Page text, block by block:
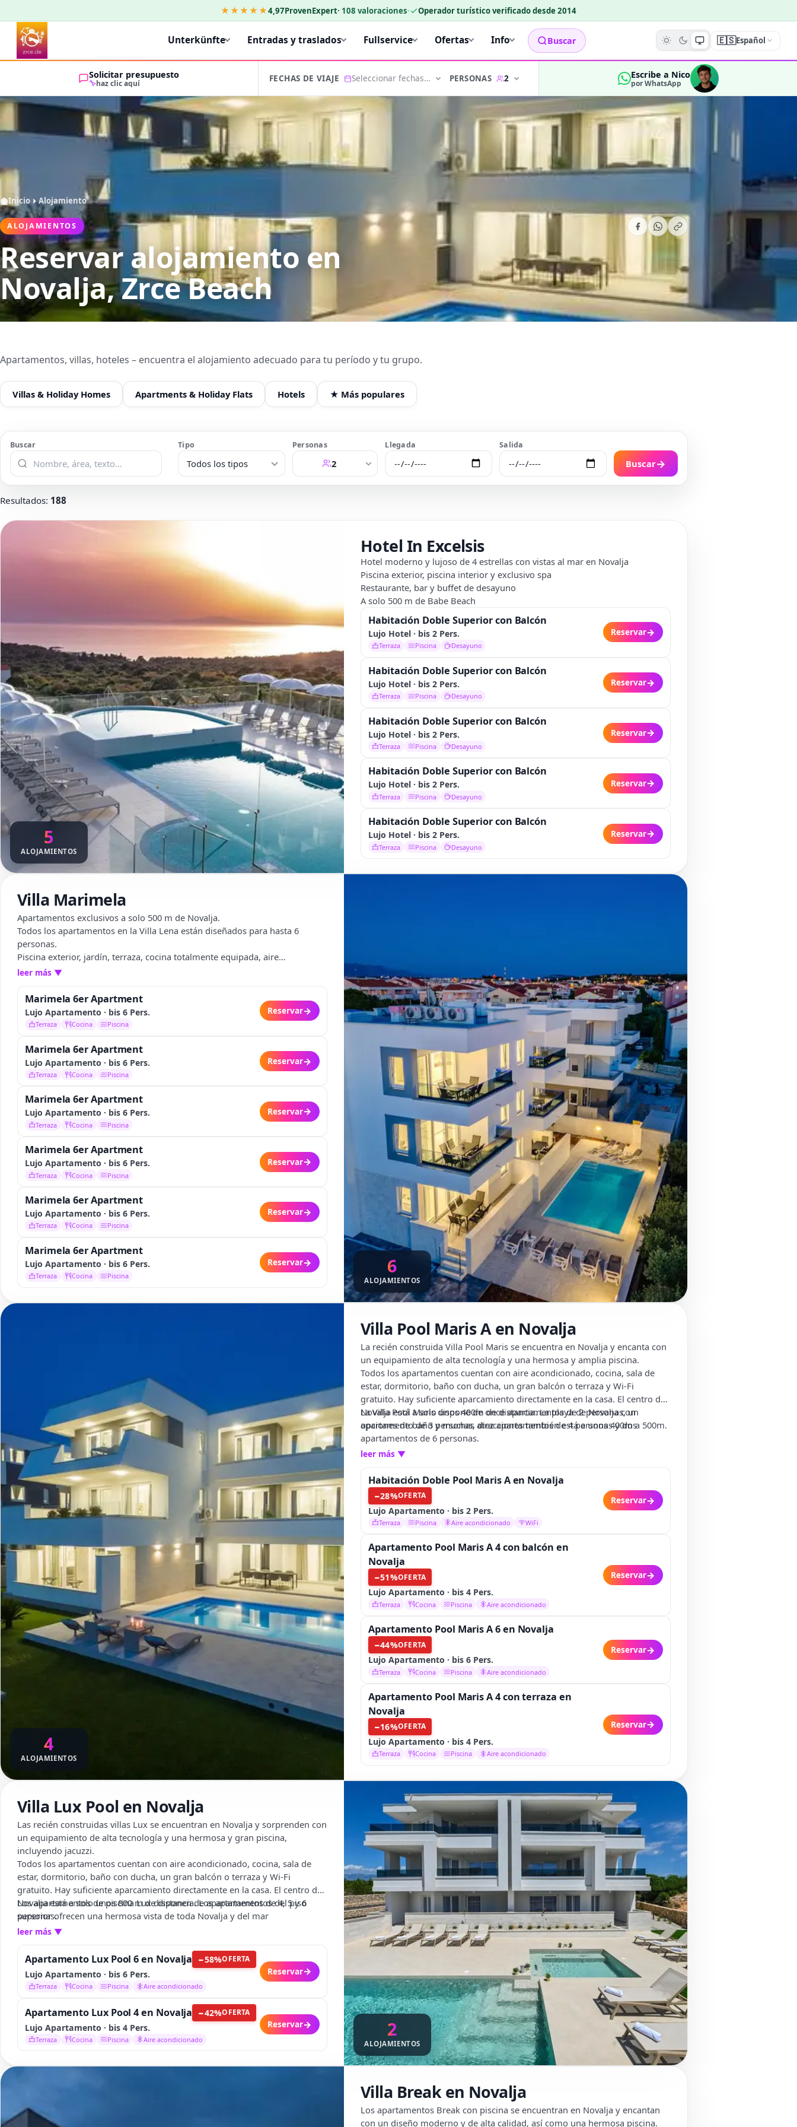
★★★★★4,97ProvenExpert· 108 valoraciones· Operador turístico verificado desde 2014
Unterkünfte Entradas y traslados Fullservice Ofertas Info Buscar 🇪🇸Español
Solicitar presupuesto
haz clic aquí FECHAS DE VIAJE Seleccionar fechas… PERSONAS 2 Escribe a Nico
por WhatsApp
Inicio Alojamiento
ALOJAMIENTOS
Reservar alojamiento en
Novalja, Zrce Beach
Apartamentos, villas, hoteles – encuentra el alojamiento adecuado para tu período y tu grupo.
Villas & Holiday Homes Apartments & Holiday Flats Hotels ★ Más populares
Buscar Tipo
Todos los tipos
Personas
2
Llegada Salida
Buscar→
Resultados: 188
5
ALOJAMIENTOS
Hotel In Excelsis
Hotel moderno y lujoso de 4 estrellas con vistas al mar en Novalja
Piscina exterior, piscina interior y exclusivo spa
Restaurante, bar y buffet de desayuno
A solo 500 m de Babe Beach
Habitación Doble Superior con Balcón
Lujo Hotel · bis 2 Pers.
Terraza Piscina Desayuno
Reservar→
Habitación Doble Superior con Balcón
Lujo Hotel · bis 2 Pers.
Terraza Piscina Desayuno
Reservar→
Habitación Doble Superior con Balcón
Lujo Hotel · bis 2 Pers.
Terraza Piscina Desayuno
Reservar→
Habitación Doble Superior con Balcón
Lujo Hotel · bis 2 Pers.
Terraza Piscina Desayuno
Reservar→
Habitación Doble Superior con Balcón
Lujo Hotel · bis 2 Pers.
Terraza Piscina Desayuno
Reservar→
6
ALOJAMIENTOS
Villa Marimela
Apartamentos exclusivos a solo 500 m de Novalja.
Todos los apartamentos en la Villa Lena están diseñados para hasta 6
personas.
Piscina exterior, jardín, terraza, cocina totalmente equipada, aire
acondicionado y Wi-Fi gratuito.
leer más ▼
Marimela 6er Apartment
Lujo Apartamento · bis 6 Pers.
Terraza Cocina Piscina
Reservar→
Marimela 6er Apartment
Lujo Apartamento · bis 6 Pers.
Terraza Cocina Piscina
Reservar→
Marimela 6er Apartment
Lujo Apartamento · bis 6 Pers.
Terraza Cocina Piscina
Reservar→
Marimela 6er Apartment
Lujo Apartamento · bis 6 Pers.
Terraza Cocina Piscina
Reservar→
Marimela 6er Apartment
Lujo Apartamento · bis 6 Pers.
Terraza Cocina Piscina
Reservar→
Marimela 6er Apartment
Lujo Apartamento · bis 6 Pers.
Terraza Cocina Piscina
Reservar→
4
ALOJAMIENTOS
Villa Pool Maris A en Novalja
La recién construida Villa Pool Maris se encuentra en Novalja y encanta con
un equipamiento de alta tecnología y una hermosa y amplia piscina.
Todos los apartamentos cuentan con aire acondicionado, cocina, sala de
estar, dormitorio, baño con ducha, un gran balcón o terraza y Wi-Fi
gratuito. Hay suficiente aparcamiento directamente en la casa. El centro de
Novalja está a solo unos 400m de distancia. La playa de Novalja con
opciones de baño y muchas atracciones también está a unos 400m a 500m.
La Villa Pool Maris dispone de once apartamentos de 2 personas, un
apartamento de 3 personas, diez apartamentos de 4 personas y dos
apartamentos de 6 personas.
leer más ▼
Habitación Doble Pool Maris A en Novalja
−28%OFERTA
Lujo Apartamento · bis 2 Pers.
Terraza Piscina Aire acondicionado WiFi
Reservar→
Apartamento Pool Maris A 4 con balcón en
Novalja
−51%OFERTA
Lujo Apartamento · bis 4 Pers.
Terraza Cocina Piscina Aire acondicionado
Reservar→
Apartamento Pool Maris A 6 en Novalja
−44%OFERTA
Lujo Apartamento · bis 6 Pers.
Terraza Cocina Piscina Aire acondicionado
Reservar→
Apartamento Pool Maris A 4 con terraza en
Novalja
−16%OFERTA
Lujo Apartamento · bis 4 Pers.
Terraza Cocina Piscina Aire acondicionado
Reservar→
2
ALOJAMIENTOS
Villa Lux Pool en Novalja
Las recién construidas villas Lux se encuentran en Novalja y sorprenden con
un equipamiento de alta tecnología y una hermosa y gran piscina,
incluyendo jacuzzi.
Todos los apartamentos cuentan con aire acondicionado, cocina, sala de
estar, dormitorio, baño con ducha, un gran balcón o terraza y Wi-Fi
gratuito. Hay suficiente aparcamiento directamente en la casa. El centro de
Novalja está a solo unos 800 m de distancia. Los apartamentos del piso
superior ofrecen una hermosa vista de toda Novalja y del mar
Mediterráneo.
Los apartamentos de piscina Lux disponen de apartamentos de 4, 5 y 6
personas.
leer más ▼
Apartamento Lux Pool 6 en Novalja −58%OFERTA
Lujo Apartamento · bis 6 Pers.
Terraza Cocina Piscina Aire acondicionado
Reservar→
Apartamento Lux Pool 4 en Novalja −42%OFERTA
Lujo Apartamento · bis 4 Pers.
Terraza Cocina Piscina Aire acondicionado
Reservar→
Villa Break en Novalja
Los apartamentos Break con piscina se encuentran en Novalja y encantan
con un diseño moderno y de alta calidad, así como una hermosa piscina.